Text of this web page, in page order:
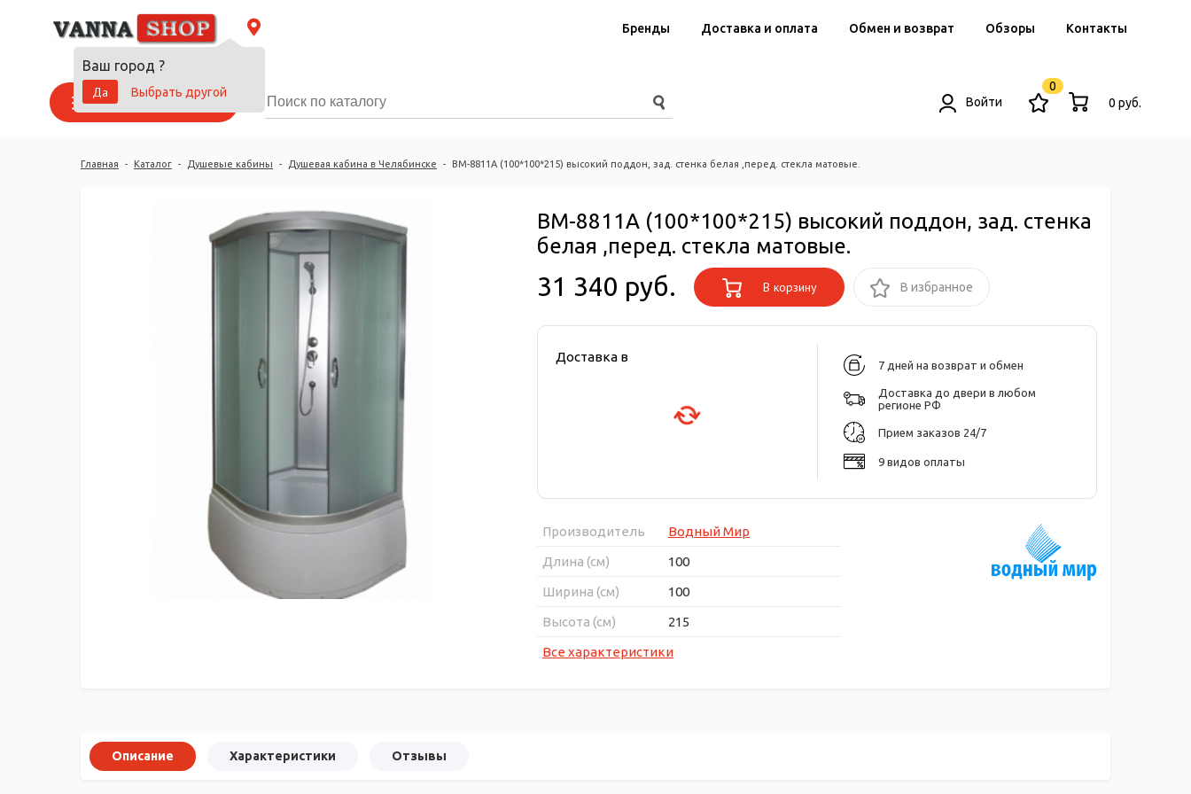
Ваш город ?
Да
Выбрать другой
Бренды Доставка и оплата Обмен и возврат Обзоры Контакты
Каталог товаров Войти
0
0 руб.
Главная - Каталог - Душевые кабины - Душевая кабина в Челябинске - ВМ-8811А (100*100*215) высокий поддон, зад. стенка белая ,перед. стекла матовые.
ВМ-8811А (100*100*215) высокий поддон, зад. стенка
белая ,перед. стекла матовые.
31 340 руб. В корзину В избранное
Доставка в
7 дней на возврат и обмен
Доставка до двери в любом
регионе РФ
Прием заказов 24/7
9 видов оплаты
Производитель
Водный Мир
Длина (см)
100
Ширина (см)
100
Высота (см)
215
Все характеристики
Описание Характеристики Отзывы